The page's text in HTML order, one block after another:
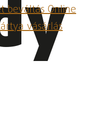
beváltásOnline
vásárlás